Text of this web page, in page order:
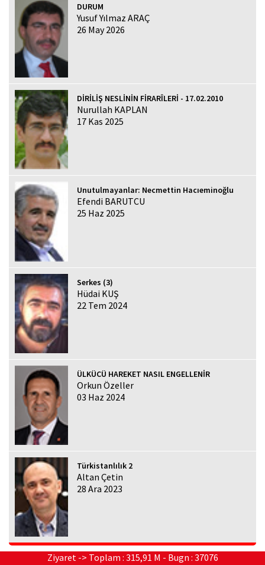
DURUM
Yusuf Yılmaz ARAÇ
26 May 2026
DİRİLİŞ NESLİNİN FİRARÎLERİ - 17.02.2010
Nurullah KAPLAN
17 Kas 2025
Unutulmayanlar: Necmettin Hacıeminoğlu
Efendi BARUTCU
25 Haz 2025
Serkes (3)
Hüdai KUŞ
22 Tem 2024
ÜLKÜCÜ HAREKET NASIL ENGELLENİR
Orkun Özeller
03 Haz 2024
Türkistanlılık 2
Altan Çetin
28 Ara 2023
Ziyaret -> Toplam : 315,91 M - Bugn : 37076